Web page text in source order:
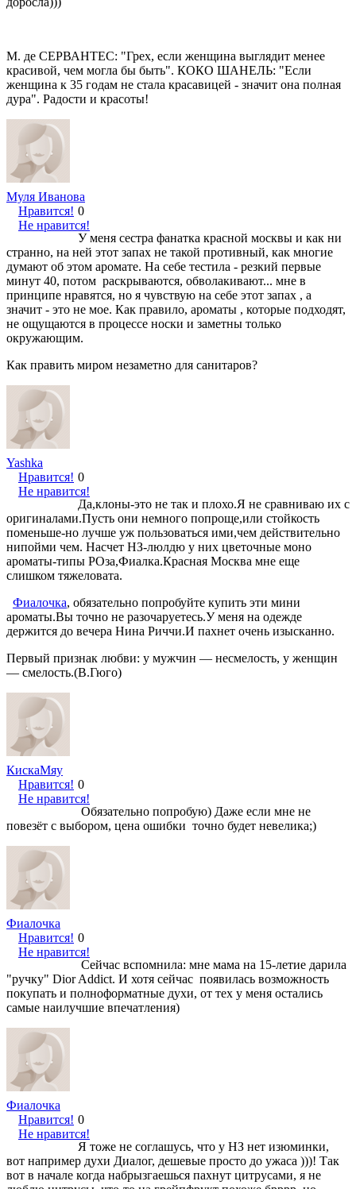
М. де СЕРВАНТЕС: "Грех, если женщина выглядит менее
красивой, чем могла бы быть". КОКО ШАНЕЛЬ: "Если
женщина к 35 годам не стала красавицей - значит она полная
дура". Радости и красоты!
Муля Иванова
Нравится!
Не нравится!
0
У меня сестра фанатка красной москвы и как ни
странно, на ней этот запах не такой противный, как многие
думают об этом аромате. На себе тестила - резкий первые
минут 40, потом раскрываются, обволакивают... мне в
принципе нравятся, но я чувствую на себе этот запах , а
значит - это не мое. Как правило, ароматы , которые подходят,
не ощущаются в процессе носки и заметны только
окружающим.
Как править миром незаметно для санитаров?
Yashka
Нравится!
Не нравится!
0
Да,клоны-это не так и плохо.Я не сравниваю их с
оригиналами.Пусть они немного попроще,или стойкость
поменьше-но лучше уж пользоваться ими,чем действительно
нипойми чем. Насчет НЗ-люлдю у них цветочные моно
ароматы-типы РОза,Фиалка.Красная Москва мне еще
слишком тяжеловата.
Фиалочка, обязательно попробуйте купить эти мини
ароматы.Вы точно не разочаруетесь.У меня на одежде
держится до вечера Нина Риччи.И пахнет очень изысканно.
Первый признак любви: у мужчин — несмелость, у женщин
— смелость.(В.Гюго)
КискаМяу
Нравится!
Не нравится!
0
Обязательно попробую) Даже если мне не
повезёт с выбором, цена ошибки точно будет невелика;)
Фиалочка
Нравится!
Не нравится!
0
Сейчас вспомнила: мне мама на 15-летие дарила
"ручку" Dior Addict. И хотя сейчас появилась возможность
покупать и полноформатные духи, от тех у меня остались
самые наилучшие впечатления)
Фиалочка
Нравится!
Не нравится!
0
Я тоже не соглашусь, что у НЗ нет изюминки,
вот например духи Диалог, дешевые просто до ужаса )))! Так
вот в начале когда набрызгаешься пахнут цитрусами, я не